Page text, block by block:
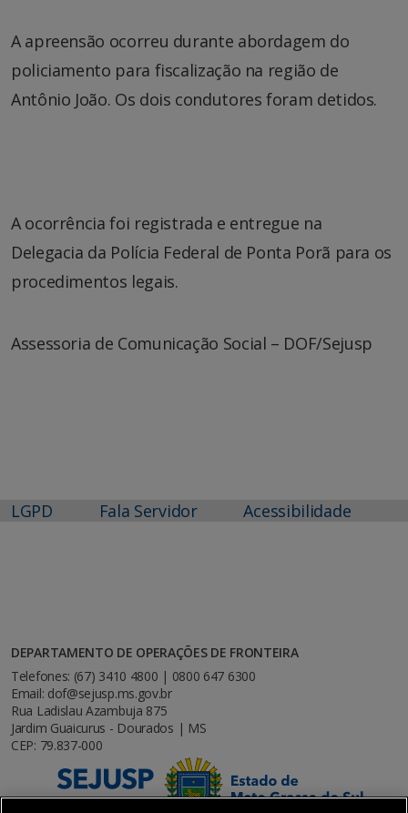
A apreensão ocorreu durante abordagem do
policiamento para fiscalização na região de
Antônio João. Os dois condutores foram detidos.
A ocorrência foi registrada e entregue na
Delegacia da Polícia Federal de Ponta Porã para os
procedimentos legais.
Assessoria de Comunicação Social – DOF/Sejusp
LGPD Fala Servidor Acessibilidade
DEPARTAMENTO DE OPERAÇÕES DE FRONTEIRA
Telefones: (67) 3410 4800 | 0800 647 6300
Email: dof@sejusp.ms.gov.br
Rua Ladislau Azambuja 875
Jardim Guaicurus - Dourados | MS
CEP: 79.837-000